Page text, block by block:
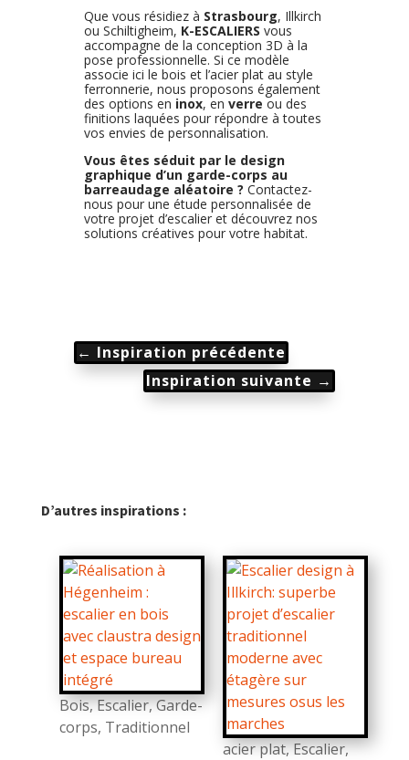
Que vous résidiez à Strasbourg, Illkirch
ou Schiltigheim, K-ESCALIERS vous
accompagne de la conception 3D à la
pose professionnelle. Si ce modèle
associe ici le bois et l’acier plat au style
ferronnerie, nous proposons également
des options en inox, enverre ou des
finitions laquées pour répondre à toutes
vos envies de personnalisation.
Vous êtes séduit par le design
graphique d’un garde-corps au
barreaudage aléatoire ? Contactez-
nous pour une étude personnalisée de
votre projet d’escalier et découvrez nos
solutions créatives pour votre habitat.
← Inspiration précédente
Inspiration suivante →
D’autres inspirations :
Bois,Escalier,Garde-
corps, Traditionnel
acier plat,Escalier,